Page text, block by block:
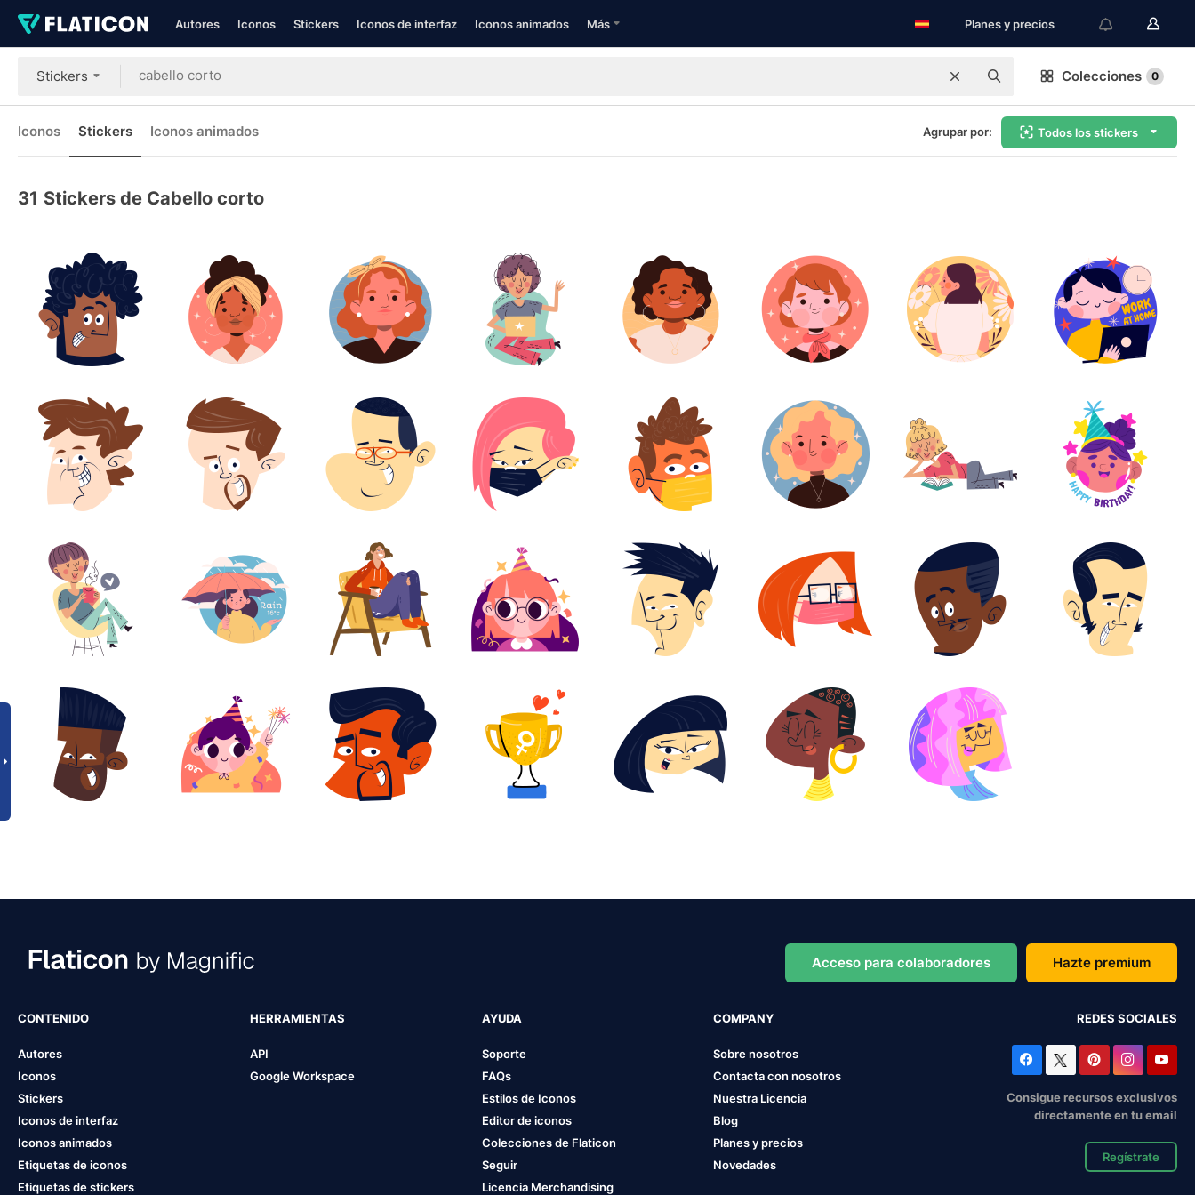
Autores Iconos Stickers Iconos de interfaz Iconos animados Más Planes y precios
Stickers Colecciones 0
Iconos Stickers Iconos animados Agrupar por: Todos los stickers
31 Stickers de Cabello corto
Acceso para colaboradores Hazte premium
CONTENIDO
Autores
Iconos
Stickers
Iconos de interfaz
Iconos animados
Etiquetas de iconos
Etiquetas de stickers
HERRAMIENTAS
API
Google Workspace
AYUDA
Soporte
FAQs
Estilos de Iconos
Editor de iconos
Colecciones de Flaticon
Seguir
Licencia Merchandising
COMPANY
Sobre nosotros
Contacta con nosotros
Nuestra Licencia
Blog
Planes y precios
Novedades
REDES SOCIALES
Consigue recursos exclusivos
directamente en tu email
Regístrate